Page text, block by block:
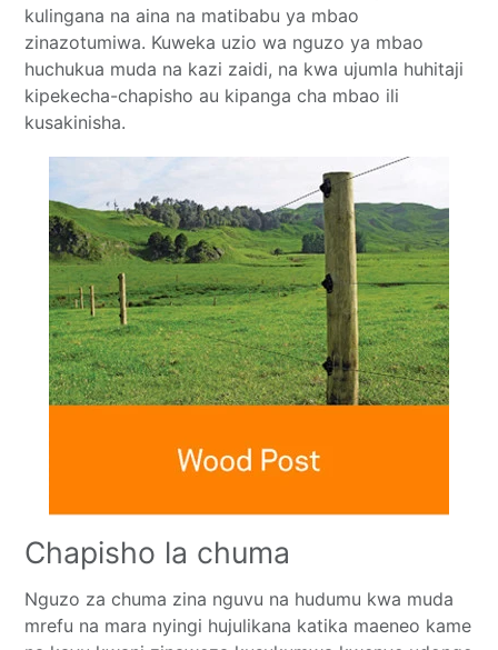
kulingana na aina na matibabu ya mbao
zinazotumiwa. Kuweka uzio wa nguzo ya mbao
huchukua muda na kazi zaidi, na kwa ujumla huhitaji
kipekecha-chapisho au kipanga cha mbao ili
kusakinisha.
Chapisho la chuma
Nguzo za chuma zina nguvu na hudumu kwa muda
mrefu na mara nyingi hujulikana katika maeneo kame